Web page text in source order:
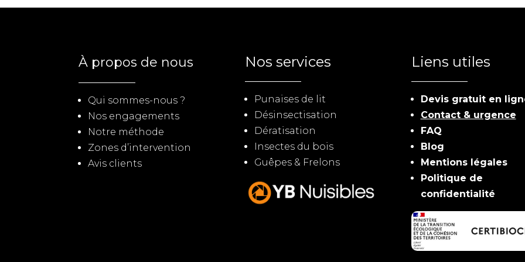
À propos de nous
Qui sommes-nous ?
Nos engagements
Notre méthode
Zones d’intervention
Avis clients
Nos services
Punaises de lit
Désinsectisation
Dératisation
Insectes du bois
Guêpes & Frelons
Liens utiles
Devis gratuit en
Contact & urgence
FAQ
Blog
Mentions légales
Politique de
confidentialité